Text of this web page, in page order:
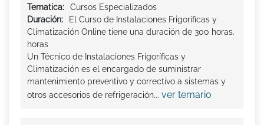
Tematica:
Cursos Especializados
Duración:
El Curso de Instalaciones Frigoríficas y
Climatización Online tiene una duración de 300 horas.
horas
Un Técnico de Instalaciones Frigoríficas y
Climatización es el encargado de suministrar
mantenimiento preventivo y correctivo a sistemas y
otros accesorios de refrigeración... ver temario